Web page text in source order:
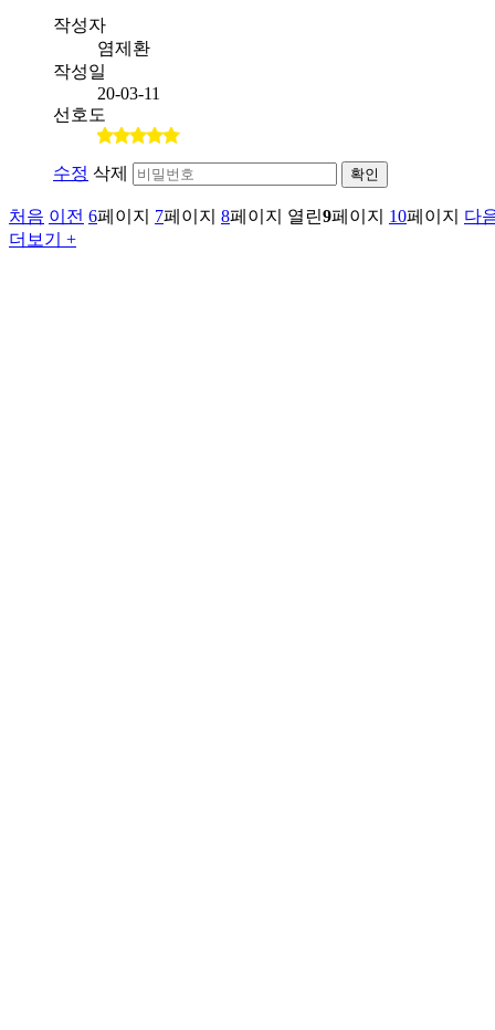
작성자
염제환
작성일
20-03-11
선호도
수정 삭제 확인
처음 이전 6페이지 7페이지 8페이지 열린9페이지 10페이지
다
더보기 +